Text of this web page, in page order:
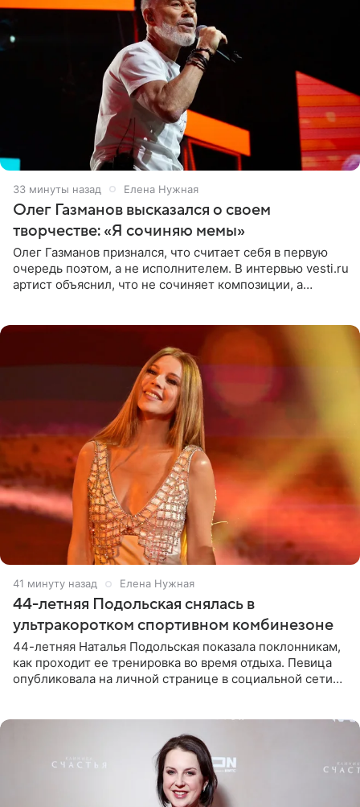
33 минуты назад Елена Нужная
Олег Газманов высказался о своем
творчестве: «Я сочиняю мемы»
Олег Газманов признался, что считает себя в первую
очередь поэтом, а не исполнителем. В интервью vesti.ru
артист объяснил, что не сочиняет композиции, а
41 минуту назад Елена Нужная
44-летняя Подольская снялась в
ультракоротком спортивном комбинезоне
44-летняя Наталья Подольская показала поклонникам,
как проходит ее тренировка во время отдыха. Певица
опубликовала на личной странице в социальной сети